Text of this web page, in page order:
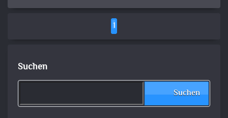
1
Suchen
Suchen